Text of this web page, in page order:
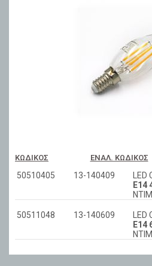
ΚΩΔΙΚΌΣ ΕΝΑΛ. ΚΩΔΙΚΌΣ
50510405 13-140409
LED
Ε14
50511048 13-140609
LED
Ε14